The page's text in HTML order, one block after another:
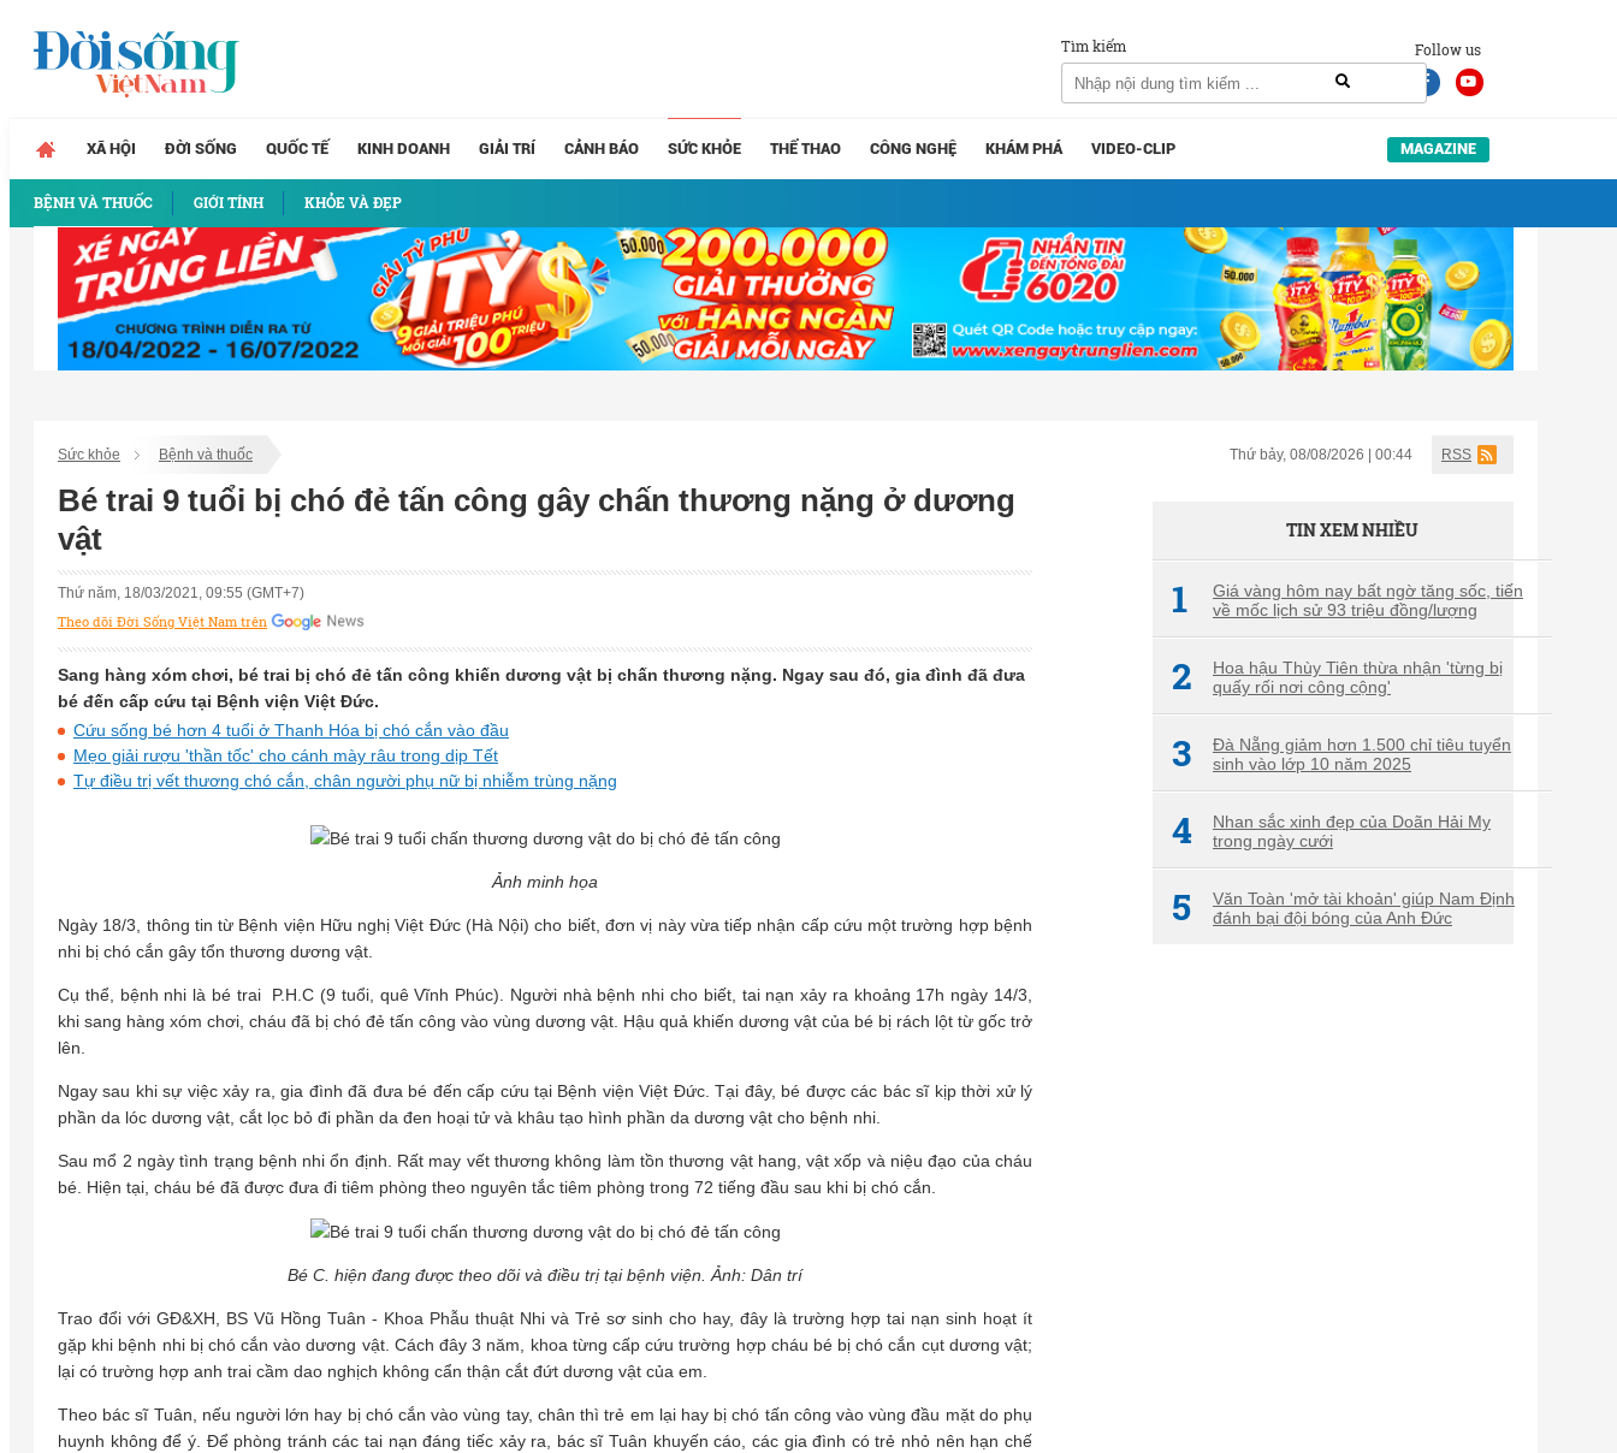
Follow us
Tìm kiếm
XÃ HỘI ĐỜI SỐNG QUỐC TẾ KINH DOANH GIẢI TRÍ CẢNH BÁO SỨC KHỎE
BỆNH VÀ THUỐC GIỚI TÍNH KHỎE VÀ ĐẸP
THỂ THAO CÔNG NGHỆ KHÁM PHÁ VIDEO-CLIP MAGAZINE
Sức khỏe Bệnh và thuốc Thứ bảy, 08/08/2026 | 00:44 RSS
Bé trai 9 tuổi bị chó đẻ tấn công gây chấn thương nặng ở dương
vật
Thứ năm, 18/03/2021, 09:55 (GMT+7)
Theo dõi Đời Sống Việt Nam trên
Sang hàng xóm chơi, bé trai bị chó đẻ tấn công khiến dương vật bị chấn thương nặng. Ngay sau đó, gia đình đã đưa
bé đến cấp cứu tại Bệnh viện Việt Đức.
Cứu sống bé hơn 4 tuổi ở Thanh Hóa bị chó cắn vào đầu
Mẹo giải rượu 'thần tốc' cho cánh mày râu trong dịp Tết
Tự điều trị vết thương chó cắn, chân người phụ nữ bị nhiễm trùng nặng
Ảnh minh họa
Ngày 18/3, thông tin từ Bệnh viện Hữu nghị Việt Đức (Hà Nội) cho biết, đơn vị này vừa tiếp nhận cấp cứu một trường hợp bệnh
nhi bị chó cắn gây tổn thương dương vật.
Cụ thể, bệnh nhi là bé trai P.H.C (9 tuổi, quê Vĩnh Phúc). Người nhà bệnh nhi cho biết, tai nạn xảy ra khoảng 17h ngày 14/3,
khi sang hàng xóm chơi, cháu đã bị chó đẻ tấn công vào vùng dương vật. Hậu quả khiến dương vật của bé bị rách lột từ gốc trở
lên.
Ngay sau khi sự việc xảy ra, gia đình đã đưa bé đến cấp cứu tại Bệnh viện Việt Đức. Tại đây, bé được các bác sĩ kịp thời xử lý
phần da lóc dương vật, cắt lọc bỏ đi phần da đen hoại tử và khâu tạo hình phần da dương vật cho bệnh nhi.
Sau mổ 2 ngày tình trạng bệnh nhi ổn định. Rất may vết thương không làm tồn thương vật hang, vật xốp và niệu đạo của cháu
bé. Hiện tại, cháu bé đã được đưa đi tiêm phòng theo nguyên tắc tiêm phòng trong 72 tiếng đầu sau khi bị chó cắn.
Bé C. hiện đang được theo dõi và điều trị tại bệnh viện. Ảnh: Dân trí
Trao đổi với GĐ&XH, BS Vũ Hồng Tuân - Khoa Phẫu thuật Nhi và Trẻ sơ sinh cho hay, đây là trường hợp tai nạn sinh hoạt ít
gặp khi bệnh nhi bị chó cắn vào dương vật. Cách đây 3 năm, khoa từng cấp cứu trường hợp cháu bé bị chó cắn cụt dương vật;
lại có trường hợp anh trai cầm dao nghịch không cẩn thận cắt đứt dương vật của em.
Theo bác sĩ Tuân, nếu người lớn hay bị chó cắn vào vùng tay, chân thì trẻ em lại hay bị chó tấn công vào vùng đầu mặt do phụ
huynh không để ý. Để phòng tránh các tai nạn đáng tiếc xảy ra, bác sĩ Tuân khuyến cáo, các gia đình có trẻ nhỏ nên hạn chế
TIN XEM NHIỀU
1
Giá vàng hôm nay bất ngờ tăng sốc, tiến
về mốc lịch sử 93 triệu đồng/lượng
2
Hoa hậu Thùy Tiên thừa nhận 'từng bị
quấy rối nơi công cộng'
3
Đà Nẵng giảm hơn 1.500 chỉ tiêu tuyển
sinh vào lớp 10 năm 2025
4
Nhan sắc xinh đẹp của Doãn Hải My
trong ngày cưới
5
Văn Toàn 'mở tài khoản' giúp Nam Định
đánh bại đội bóng của Anh Đức